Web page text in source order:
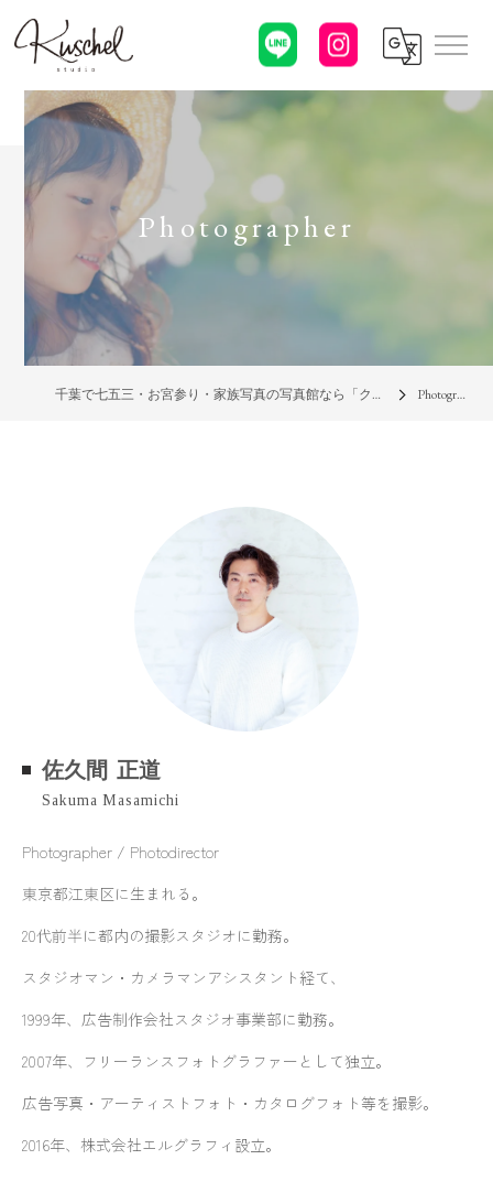
Photographer
千葉で七五三・お宮参り・家族写真の写真館なら「クシェルスタジオ」 Photographer
佐久間 正道
Sakuma Masamichi
Photographer / Photodirector
東京都江東区に生まれる。
20代前半に都内の撮影スタジオに勤務。
スタジオマン・カメラマンアシスタント経て、
1999年、広告制作会社スタジオ事業部に勤務。
2007年、フリーランスフォトグラファーとして独立。
広告写真・アーティストフォト・カタログフォト等を撮影。
2016年、株式会社エルグラフィ設立。